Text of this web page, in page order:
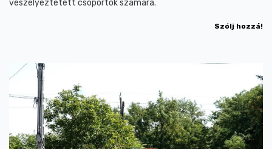
veszélyeztetett csoportok számára.
Szólj hozzá!